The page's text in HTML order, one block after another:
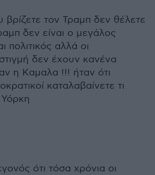
τον Τραμπ δεν θέλετε
δεν είναι ο μεγάλος
πολιτικός αλλά οι
δεν έχουν κανένα
η Καμαλα !!! ήταν ότι
καταλαβαίνετε τι
Υόρκη
ότι τόσα χρόνια οι